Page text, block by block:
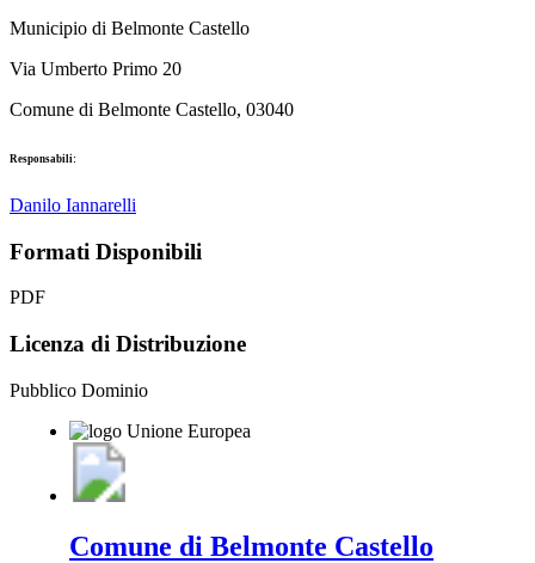
Municipio di Belmonte Castello
Via Umberto Primo 20
Comune di Belmonte Castello, 03040
Responsabili:
Danilo Iannarelli
Formati Disponibili
PDF
Licenza di Distribuzione
Pubblico Dominio
Comune di Belmonte Castello